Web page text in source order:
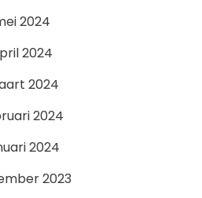
2024
2024
2024
2024
2024
2023